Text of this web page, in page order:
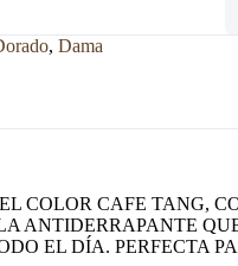
, Dama
COLOR CAFE TANG,
ANTIDERRAPANTE
EL DÍA. PERFECTA